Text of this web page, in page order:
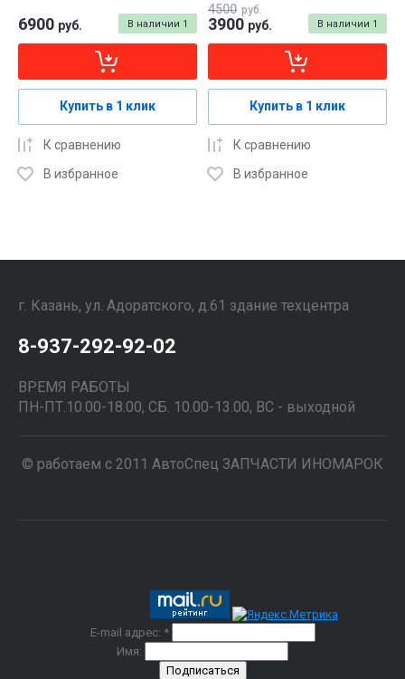
В наличии 1
6900 руб.
Купить в 1 клик
К сравнению
В избранное
В наличии 1
4500 руб.
3900 руб.
Купить в 1 клик
К сравнению
В избранное
г. Казань, ул. Адоратского, д.61 здание техцентра
8-937-292-92-02
ВРЕМЯ РАБОТЫ
ПН-ПТ.10.00-18.00, СБ. 10.00-13.00, ВС - выходной
© работаем с 2011 АвтоСпец ЗАПЧАСТИ ИНОМАРОК
E-mail адрес: *
Имя: